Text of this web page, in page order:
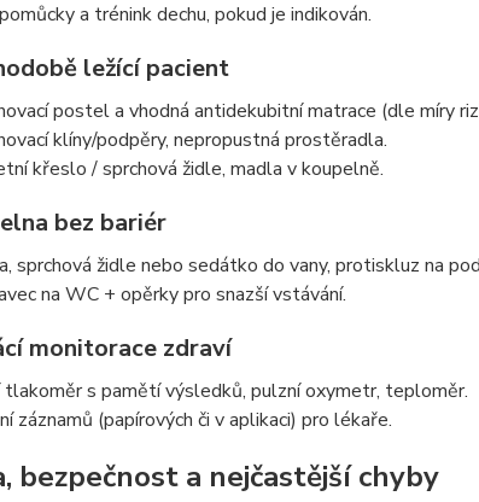
a trénink dechu, pokud je indikován.
ležící pacient
postel a vhodná antidekubitní matrace (dle míry
klíny/podpěry, nepropustná prostěradla.
křeslo / sprchová židle, madla v koupelně.
bez bariér
sprchová židle nebo sedátko do vany, protiskluz na
na WC + opěrky pro snazší vstávání.
monitorace zdraví
tlakoměr s pamětí výsledků, pulzní oxymetr, teploměr.
záznamů (papírových či v aplikaci) pro lékaře.
bezpečnost a nejčastější chyby